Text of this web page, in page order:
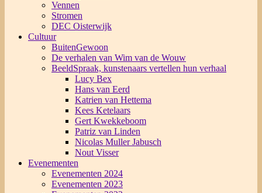
Vennen
Stromen
DEC Oisterwijk
Cultuur
BuitenGewoon
De verhalen van Wim van de Wouw
BeeldSpraak, kunstenaars vertellen hun verhaal
Lucy Bex
Hans van Eerd
Katrien van Hettema
Kees Ketelaars
Gert Kwekkeboom
Patriz van Linden
Nicolas Muller Jabusch
Nout Visser
Evenementen
Evenementen 2024
Evenementen 2023